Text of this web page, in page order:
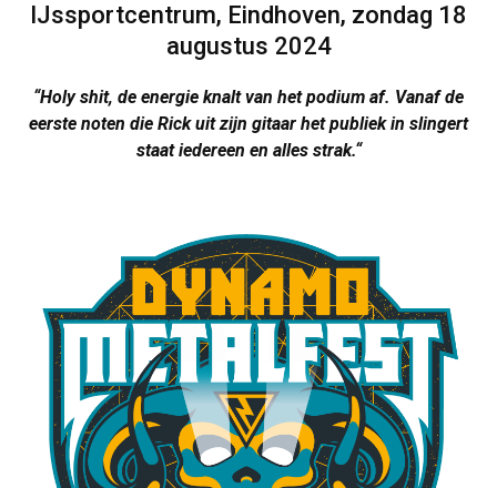
IJssportcentrum, Eindhoven, zondag 18
augustus 2024
“Holy shit, de energie knalt van het podium af. Vanaf de
eerste noten die Rick uit zijn gitaar het publiek in slingert
staat iedereen en alles strak.“